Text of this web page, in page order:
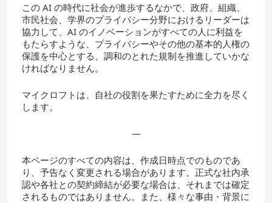
この AI の時代に社会が進歩するなかで、政府、組織、
市民社会、学界のプライバシー分野におけるリーダーは
協力して、AI のイノベーションがすべての人に利益を
もたらすような、プライバシーやその他の基本的人権の
保護を中心とする、調和のとれた規制を推進していかな
ければなりません。
マイクロフトは、自社の役割を果たすために全力を尽く
します。
—
本ページのすべての内容は、作成日時点でのものであ
り、予告なく変更される場合があります。正式な社内承
認や各社との契約締結が必要な場合は、それまでは確定
されるものではありません。また、様々な事由・背景に